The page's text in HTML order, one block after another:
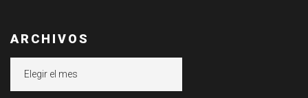
ARCHIVOS